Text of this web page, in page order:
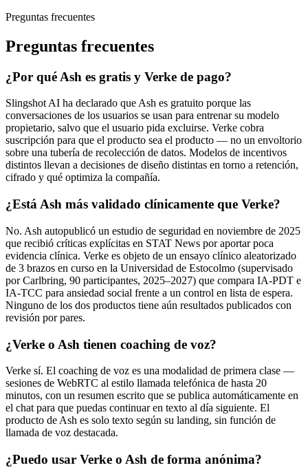
Preguntas frecuentes
Preguntas frecuentes
¿Por qué Ash es gratis y Verke de pago?
Slingshot AI ha declarado que Ash es gratuito porque las
conversaciones de los usuarios se usan para entrenar su modelo
propietario, salvo que el usuario pida excluirse. Verke cobra
suscripción para que el producto sea el producto — no un envoltorio
sobre una tubería de recolección de datos. Modelos de incentivos
distintos llevan a decisiones de diseño distintas en torno a retención,
cifrado y qué optimiza la compañía.
¿Está Ash más validado clínicamente que Verke?
No. Ash autopublicó un estudio de seguridad en noviembre de 2025
que recibió críticas explícitas en STAT News por aportar poca
evidencia clínica. Verke es objeto de un ensayo clínico aleatorizado
de 3 brazos en curso en la Universidad de Estocolmo (supervisado
por Carlbring, 90 participantes, 2025–2027) que compara IA-PDT e
IA-TCC para ansiedad social frente a un control en lista de espera.
Ninguno de los dos productos tiene aún resultados publicados con
revisión por pares.
¿Verke o Ash tienen coaching de voz?
Verke sí. El coaching de voz es una modalidad de primera clase —
sesiones de WebRTC al estilo llamada telefónica de hasta 20
minutos, con un resumen escrito que se publica automáticamente en
el chat para que puedas continuar en texto al día siguiente. El
producto de Ash es solo texto según su landing, sin función de
llamada de voz destacada.
¿Puedo usar Verke o Ash de forma anónima?